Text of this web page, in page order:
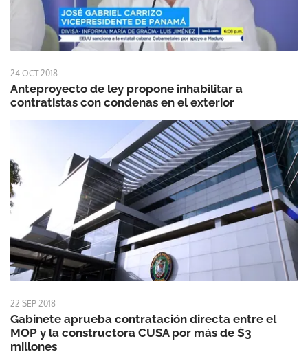
24 OCT 2018
Anteproyecto de ley propone inhabilitar a
contratistas con condenas en el exterior
22 SEP 2018
Gabinete aprueba contratación directa entre el
MOP y la constructora CUSA por más de $3
millones